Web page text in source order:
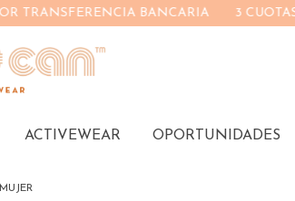
3 CUOTAS SIN INTERÉS ENVÍOS
ACTIVEWEAR OPORTUNIDADES
MUJER